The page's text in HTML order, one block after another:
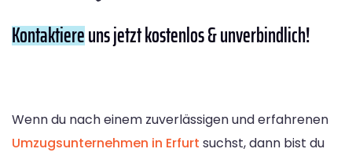
Kontaktiereuns jetzt kostenlos & unverbindlich!
Wenn du nach einem zuverlässigen und erfahrenen
Umzugsunternehmen in Erfurt suchst, dann bist du